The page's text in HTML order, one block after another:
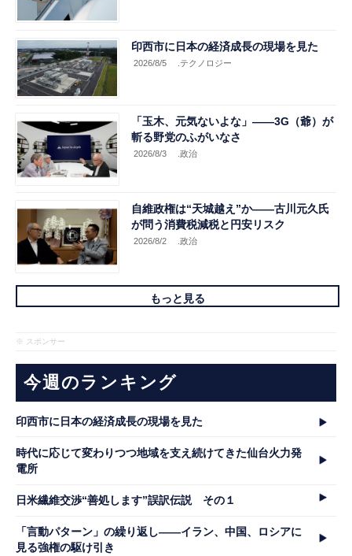
印西市に日本の経済成長の現場を見た
2026/8/5 .テクノロジー
「玉木、元気ないよな」――3G（爺）が
斬る野党のふがいなさ
2026/8/3 .政治
自維政権は“天城越え”か――古川元久氏
が問う消費税減税と円安リスク
2026/8/2 .政治
もっと見る
※ スポンサー
今週のランキング
印西市に日本の経済成長の現場を見た
時代に応じて変わりつつ地域を支え続けてきた仙台火力発
電所
日米繊維交渉“善処します”誤訳伝説 その１
「言動パターン」の繰り返し――イラン、中国、ロシアに
見る強権の駆け引き